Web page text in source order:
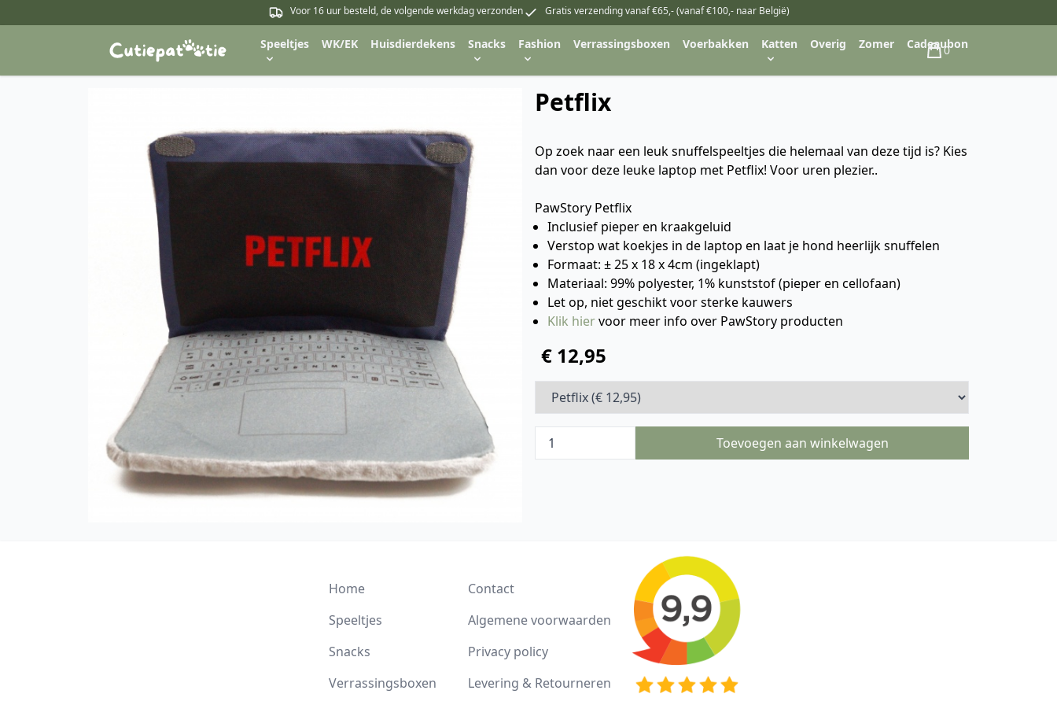
Voor 16 uur besteld, de volgende werkdag verzonden Gratis verzending vanaf €65,- (vanaf €100,- naar België)
Speeltjes WK/EK Huisdierdekens Snacks Fashion Verrassingsboxen Voerbakken Katten Overig Zomer Cadeaubon
Winkelwagen
0
Petflix
Op zoek naar een leuk snuffelspeeltjes die helemaal van deze tijd is? Kies
dan voor deze leuke laptop met Petflix! Voor uren plezier..
PawStory Petflix
Inclusief pieper en kraakgeluid
Verstop wat koekjes in de laptop en laat je hond heerlijk snuffelen
Formaat: ± 25 x 18 x 4cm (ingeklapt)
Materiaal: 99% polyester, 1% kunststof (pieper en cellofaan)
Let op, niet geschikt voor sterke kauwers
Klik hiervoor meer info over PawStory producten
€ 12,95
Toevoegen aan winkelwagen
Home
Speeltjes
Snacks
Verrassingsboxen
Contact
Algemene voorwaarden
Privacy policy
Levering & Retourneren